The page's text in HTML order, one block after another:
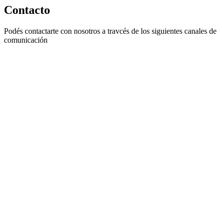
Contacto
Podés contactarte con nosotros a travcés de los siguientes canales de
comunicación